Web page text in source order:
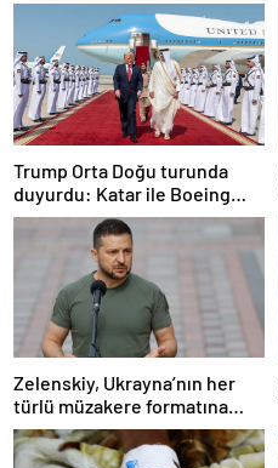
Trump Orta Doğu turunda
duyurdu: Katar ile Boeing
arasında 200 milyar dolarlık
Zelenskiy, Ukrayna’nın her
türlü müzakere formatına
hazır olduğunu duyurdu!